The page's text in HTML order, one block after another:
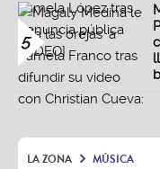
5
LA ZONA MÚSICA